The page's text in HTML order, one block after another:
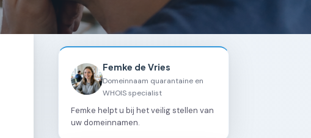
Femke de Vries
Domeinnaam quarantaine en
WHOIS specialist
Femke helpt u bij het veilig stellen van
uw domeinnamen.